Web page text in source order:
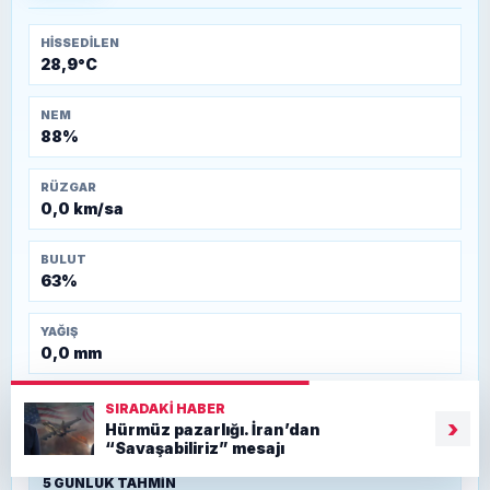
HISSEDILEN
28,9°C
NEM
88%
RÜZGAR
0,0 km/sa
BULUT
63%
YAĞIŞ
0,0 mm
GECE EN DÜŞÜK
23,4°C
5 GÜNLÜK TAHMIN
SIRADAKI HABER
Hürmüz pazarlığı. İran’dan
“Savaşabiliriz” mesajı
›